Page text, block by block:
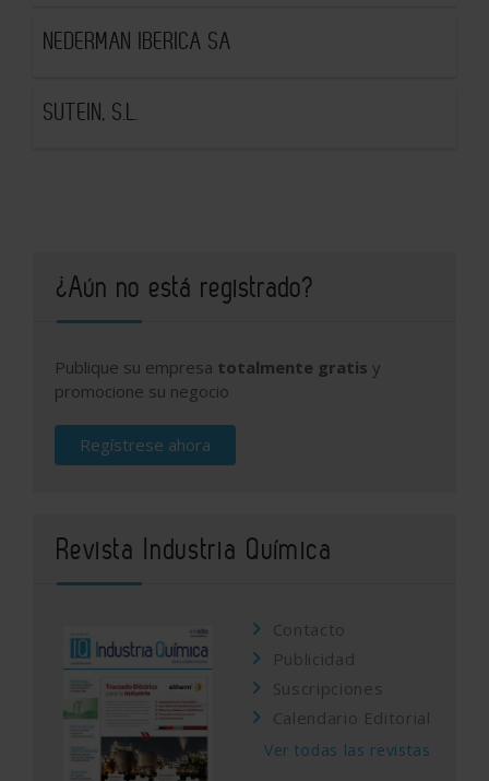
NEDERMAN IBERICA SA
SUTEIN, S.L.
¿Aún no está registrado?
Publique su empresa totalmente gratis y
promocione su negocio
Regístrese ahora
Revista Industria Química
Contacto
Publicidad
Suscripciones
Calendario Editorial
Ver todas las revistas